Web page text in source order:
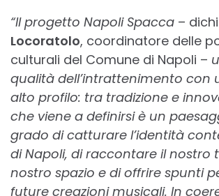
“Il progetto Napoli Spacca –
Locoratolo, coordinatore delle
culturali del Comune di Napoli –
qualità dell’intrattenimento con
alto profilo: tra tradizione e
che viene a definirsi è un
grado di catturare l’identità
di Napoli, di raccontare il nostro
nostro spazio e di offrire spunti
future creazioni musicali. In